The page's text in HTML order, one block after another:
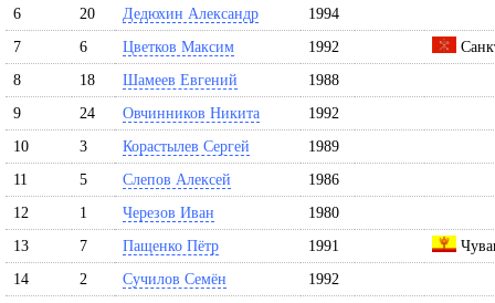
6
20 Дедюхин Александр
1994
7
6 Цветков Максим 1992
8
18 Шамеев Евгений
1988
9
24 Овчинников Никита
1992
10
3 Корастылев Сергей
1989
11
5 Слепов Алексей
1986
12
1 Черезов Иван
1980
13
7 Пащенко Пётр 1991
14
2 Сучилов Семён
1992